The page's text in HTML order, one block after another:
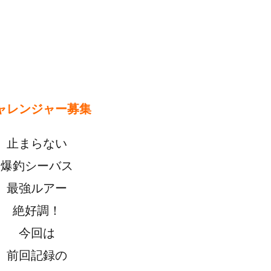
レンジャー募集
止まらない
爆釣シーバス
最強ルアー
絶好調！
今回は
前回記録の